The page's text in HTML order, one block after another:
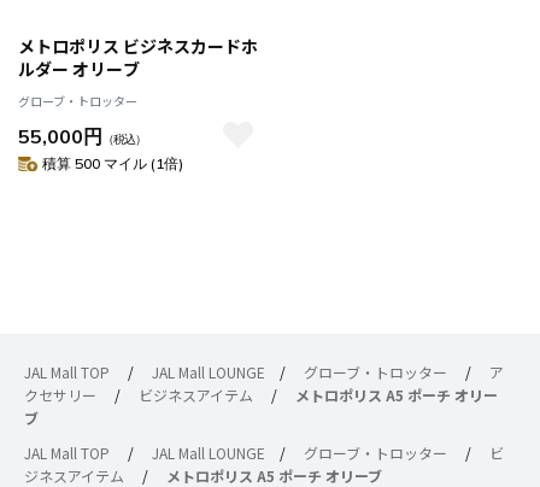
メトロポリス ビジネスカードホ
ルダー オリーブ
グローブ・トロッター
55,000円 （税込）
積算 500 マイル (1倍)
JAL Mall TOP / JAL Mall LOUNGE / グローブ・トロッター /
ア
クセサリー
/ ビジネスアイテム /
メトロポリス A5 ポーチ オリー
ブ
JAL Mall TOP
/ JAL Mall LOUNGE / グローブ・トロッター /
ビ
ジネスアイテム
/ メトロポリス A5 ポーチ オリーブ